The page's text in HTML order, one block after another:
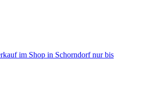
im Shop in Schorndorf nur bis